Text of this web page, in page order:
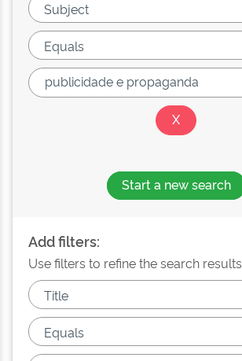
Start a new search
Add filters:
Use filters to refine the search